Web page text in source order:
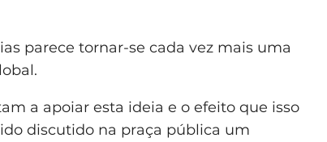
parece tornar-se cada vez mais uma
a apoiar esta ideia e o efeito que isso
discutido na praça pública um